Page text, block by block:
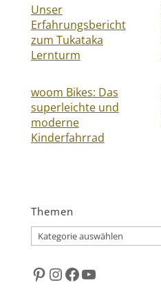
Unser
Erfahrungsbericht
zum Tukataka
Lernturm
woom Bikes: Das
superleichte und
moderne
Kinderfahrrad
Themen
Themen
Pinterest
Instagram
Facebook
YouTube